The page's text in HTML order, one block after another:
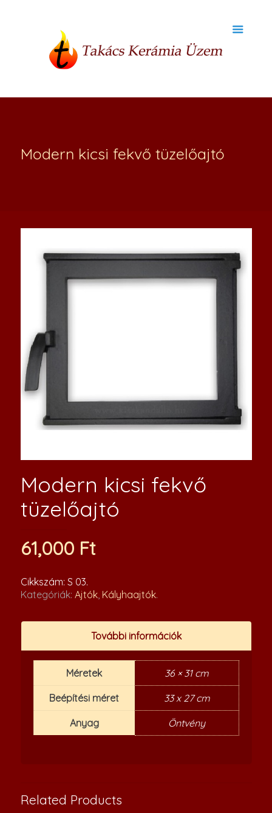
Modern kicsi fekvő tüzelőajtó
Modern kicsi fekvő
tüzelőajtó
61,000 Ft
Cikkszám: S 03.
Kategóriák: Ajtók, Kályhaajtók.
További információk
Méretek 36 × 31 cm
Beépítési méret 33 x 27 cm
Anyag Öntvény
Related Products